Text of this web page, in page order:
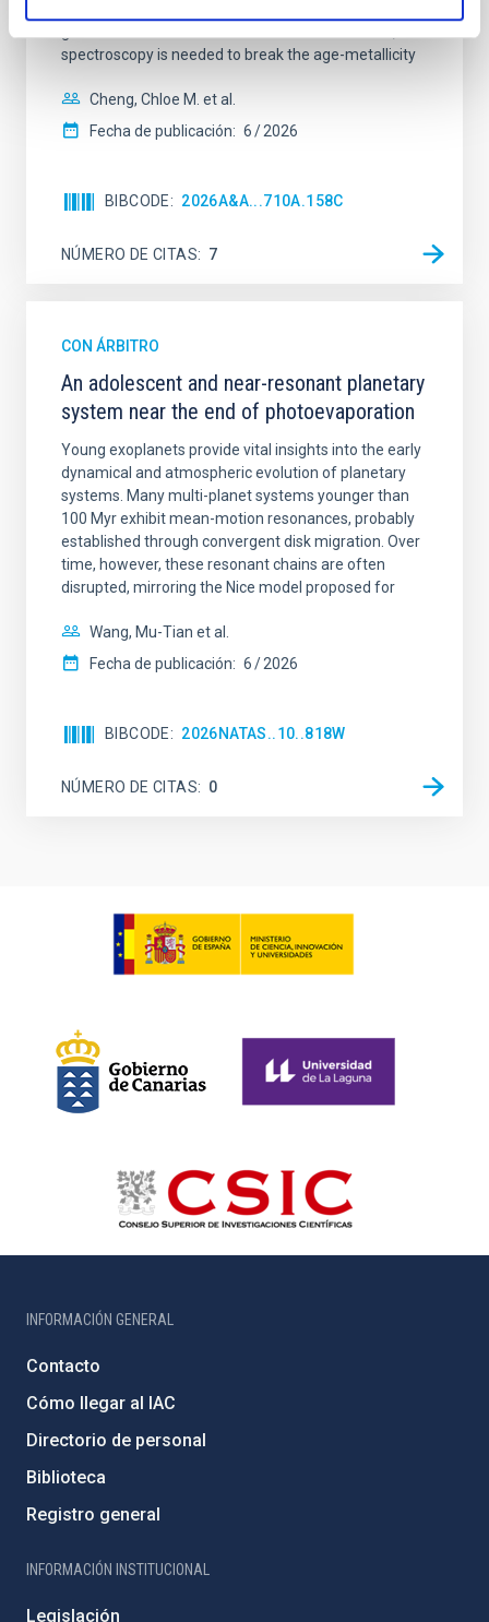
spectroscopy is needed to break the age-metallicity
Cheng, Chloe M. et al.
Fecha de publicación: 6 2026
BIBCODE 2026A&A...710A.158C
NÚMERO DE CITAS 7
CON ÁRBITRO
An adolescent and near-resonant planetary
system near the end of photoevaporation
Young exoplanets provide vital insights into the early
dynamical and atmospheric evolution of planetary
systems. Many multi-planet systems younger than
100 Myr exhibit mean-motion resonances, probably
established through convergent disk migration. Over
time, however, these resonant chains are often
disrupted, mirroring the Nice model proposed for
Wang, Mu-Tian et al.
Fecha de publicación: 6 2026
BIBCODE 2026NATAS..10..818W
NÚMERO DE CITAS 0
INFORMACIÓN GENERAL
Contacto
Cómo llegar al IAC
Directorio de personal
Biblioteca
Registro general
INFORMACIÓN INSTITUCIONAL
Legislación